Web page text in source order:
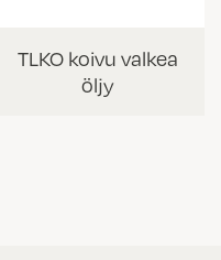
TLKO koivu valkea
öljy